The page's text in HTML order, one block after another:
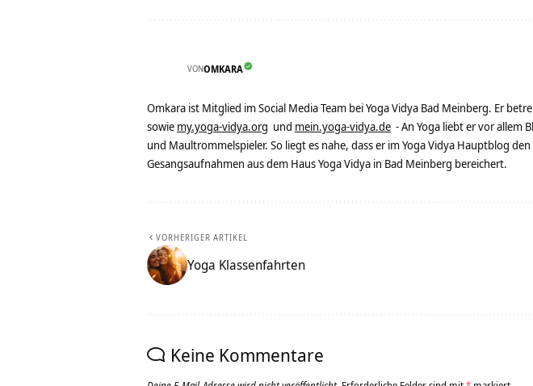
VONOMKARA
Omkara ist Mitglied im Social Media Team bei Yoga Vidya Bad Meinberg. Er
sowie my.yoga-vidya.org und mein.yoga-vidya.de - An Yoga liebt er vor allem
und Maultrommelspieler. So liegt es nahe, dass er im Yoga Vidya Hauptblog
Gesangsaufnahmen aus dem Haus Yoga Vidya in Bad Meinberg bereichert.
VORHERIGER ARTIKEL
Yoga Klassenfahrten
Keine Kommentare